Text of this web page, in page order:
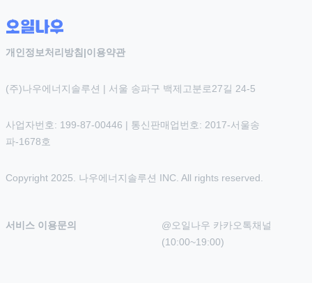
개인정보처리방침 |이용약관
(주)나우에너지솔루션 | 서울 송파구 백제고분로27길 24-5
사업자번호: 199-87-00446 | 통신판매업번호: 2017-서울송
파-1678호
Copyright 2025. 나우에너지솔루션 INC. All rights reserved.
서비스 이용문의
@오일나우 카카오톡채널
(10:00~19:00)